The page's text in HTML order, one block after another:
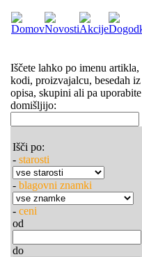
Iščete lahko po imenu artikla,
kodi, proizvajalcu, besedah iz
opisa, skupini ali pa uporabite
domišljijo:
Išči po:
- starosti
- blagovni znamki
- ceni
od
do